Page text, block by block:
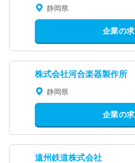
静岡県
企業の
株式会社河合楽器製作所
静岡県
企業の
遠州鉄道株式会社